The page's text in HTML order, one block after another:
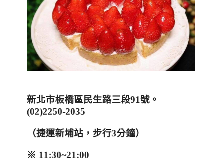
新北市板橋區民生路三段91號。
(02)2250-2035
（捷運新埔站，步行3分鐘）
※ 11:30~21:00